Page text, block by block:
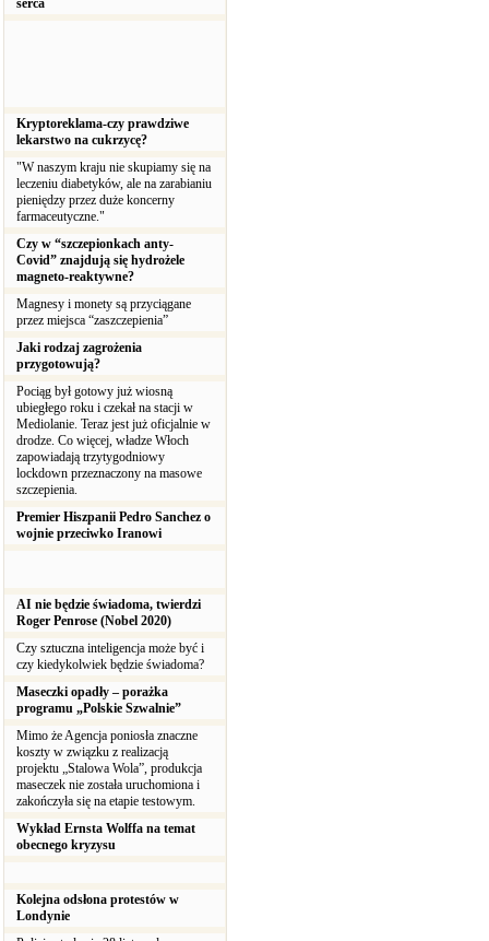
serca
Kryptoreklama-czy prawdziwe
lekarstwo na cukrzycę?
"W naszym kraju nie skupiamy się na
leczeniu diabetyków, ale na zarabianiu
pieniędzy przez duże koncerny
farmaceutyczne."
Czy w “szczepionkach anty-
Covid” znajdują się hydrożele
magneto-reaktywne?
Magnesy i monety są przyciągane
przez miejsca “zaszczepienia”
Jaki rodzaj zagrożenia
przygotowują?
Pociąg był gotowy już wiosną
ubiegłego roku i czekał na stacji w
Mediolanie. Teraz jest już oficjalnie w
drodze. Co więcej, władze Włoch
zapowiadają trzytygodniowy
lockdown przeznaczony na masowe
szczepienia.
Premier Hiszpanii Pedro Sanchez o
wojnie przeciwko Iranowi
AI nie będzie świadoma, twierdzi
Roger Penrose (Nobel 2020)
Czy sztuczna inteligencja może być i
czy kiedykolwiek będzie świadoma?
Maseczki opadły – porażka
programu „Polskie Szwalnie”
Mimo że Agencja poniosła znaczne
koszty w związku z realizacją
projektu „Stalowa Wola”, produkcja
maseczek nie została uruchomiona i
zakończyła się na etapie testowym.
Wykład Ernsta Wolffa na temat
obecnego kryzysu
Kolejna odsłona protestów w
Londynie